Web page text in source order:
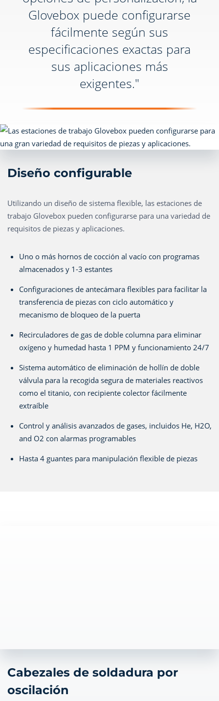
Glovebox puede configurarse
fácilmente según sus
especificaciones exactas para
sus aplicaciones más
exigentes."
Diseño configurable
Utilizando un diseño de sistema flexible, las estaciones de
trabajo Glovebox pueden configurarse para una variedad de
requisitos de piezas y aplicaciones.
Uno o más hornos de cocción al vacío con programas
almacenados y 1-3 estantes
Configuraciones de antecámara flexibles para facilitar la
transferencia de piezas con ciclo automático y
mecanismo de bloqueo de la puerta
Recirculadores de gas de doble columna para eliminar
oxígeno y humedad hasta 1 PPM y funcionamiento 24/7
Sistema automático de eliminación de hollín de doble
válvula para la recogida segura de materiales reactivos
como el titanio, con recipiente colector fácilmente
extraíble
Control y análisis avanzados de gases, incluidos He, H2O,
and O2 con alarmas programables
Hasta 4 guantes para manipulación flexible de piezas
Cabezales de soldadura por
oscilación